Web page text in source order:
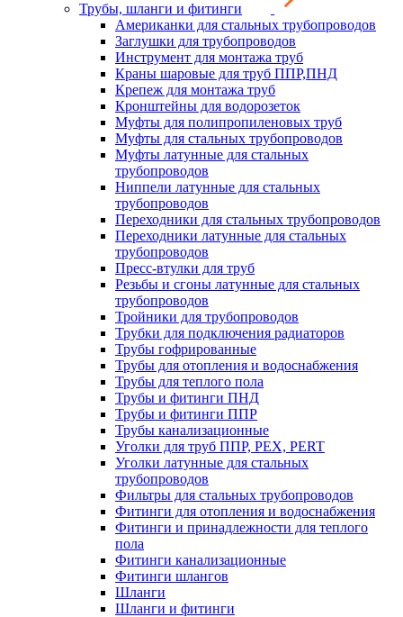
Трубы, шланги и фитинги
Американки для стальных трубопроводов
Заглушки для трубопроводов
Инструмент для монтажа труб
Краны шаровые для труб ППР,ПНД
Крепеж для монтажа труб
Кронштейны для водорозеток
Муфты для полипропиленовых труб
Муфты для стальных трубопроводов
Муфты латунные для стальных
трубопроводов
Ниппели латунные для стальных
трубопроводов
Переходники для стальных трубопроводов
Переходники латунные для стальных
трубопроводов
Пресс-втулки для труб
Резьбы и сгоны латунные для стальных
трубопроводов
Тройники для трубопроводов
Трубки для подключения радиаторов
Трубы гофрированные
Трубы для отопления и водоснабжения
Трубы для теплого пола
Трубы и фитинги ПНД
Трубы и фитинги ППР
Трубы канализационные
Уголки для труб ППР, PEX, PERT
Уголки латунные для стальных
трубопроводов
Фильтры для стальных трубопроводов
Фитинги для отопления и водоснабжения
Фитинги и принадлежности для теплого
пола
Фитинги канализационные
Фитинги шлангов
Шланги
Шланги и фитинги